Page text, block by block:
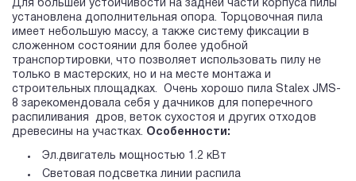
Для большей устойчивости на задней части корпуса пилы
установлена дополнительная опора. Торцовочная пила
имеет небольшую массу, а также систему фиксации в
сложенном состоянии для более удобной
транспортировки, что позволяет использовать пилу не
только в мастерских, но и на месте монтажа и
строительных площадках. Очень хорошо пила Stalex JMS-
8 зарекомендовала себя у дачников для поперечного
распиливания дров, веток сухостоя и других отходов
древесины на участках. Особенности:
Эл.двигатель мощностью 1.2 кВт
Световая подсветка линии распила